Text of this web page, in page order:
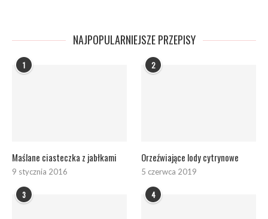
NAJPOPULARNIEJSZE PRZEPISY
1
Maślane ciasteczka z jabłkami
9 stycznia 2016
2
Orzeźwiające lody cytrynowe
5 czerwca 2019
3 4